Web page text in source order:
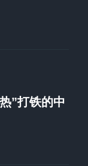
”打铁的中